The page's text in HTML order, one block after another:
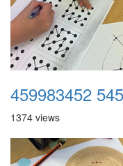
1374 views